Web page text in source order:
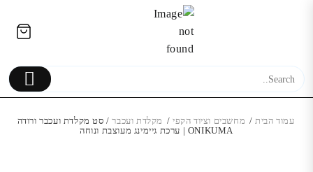
עמוד הבית / מחשבים וציוד הקפי / מקלדת ועכבר/ סט מקלדת ועכבר ורודה
ONIKUMA | ערכת גיימינג מעוצבת ונוחה